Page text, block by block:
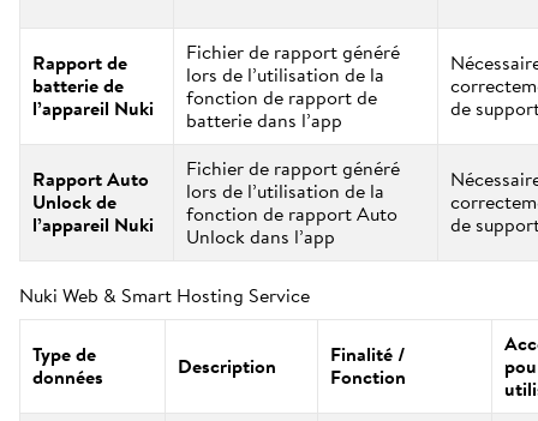
Rapport de
batterie de
l’appareil Nuki
Fichier de rapport généré
lors de l’utilisation de la
fonction de rapport de
batterie dans l’app de
Rapport Auto
Unlock de
l’appareil Nuki
Fichier de rapport généré
lors de l’utilisation de la
fonction de rapport Auto
Unlock dans l’app de
Nuki Web & Smart Hosting Service
Type de
données Description Finalité /
Fonction